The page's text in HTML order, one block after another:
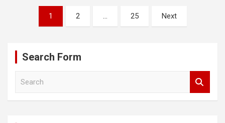
pagination
1 2 … 25 Next
Search Form